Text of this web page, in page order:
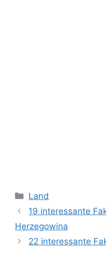
Kategorien
Land
19 interessante
Herzegowina
22 interessante